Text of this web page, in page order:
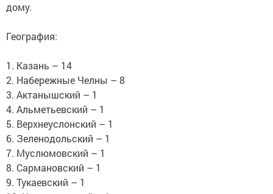
дому.
География:
1. Казань – 14
2. Набережные Челны – 8
3. Актанышский – 1
4. Альметьевский – 1
5. Верхнеуслонский – 1
6. Зеленодольский – 1
7. Муслюмовский – 1
8. Сармановский – 1
9. Тукаевский – 1